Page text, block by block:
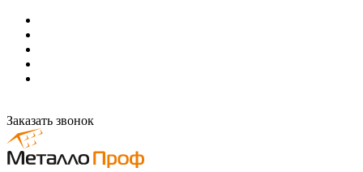
Заказать звонок